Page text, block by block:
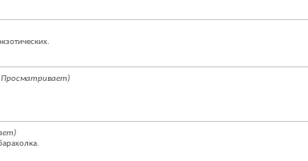
Просматривает)